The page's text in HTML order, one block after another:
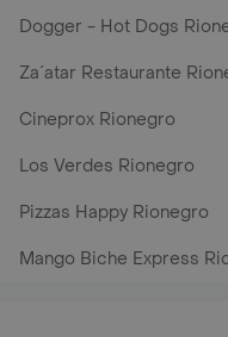
Dogger - Hot Dogs
Za´atar Restaurante
Cineprox Rionegro
Los Verdes Rionegro
Pizzas Happy Rionegro
Mango Biche Express